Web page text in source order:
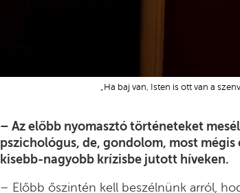
„Ha baj van, Isten is ott van a
– Az előbb nyomasztó történeteket
pszichológus, de, gondolom, most
kisebb-nagyobb krízisbe jutott híveken.
– Előbb őszintén kell beszélnünk arról,